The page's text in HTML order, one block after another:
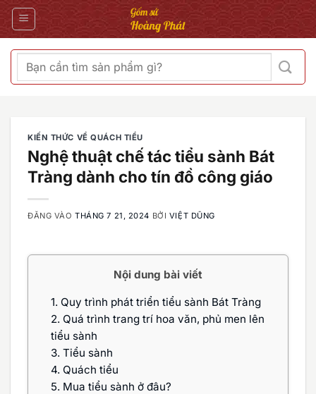
Bỏ
qua
Tìm
kiếm:
KIẾN THỨC VỀ QUÁCH TIỂU
Nghệ thuật chế tác tiểu sành Bát
Tràng dành cho tín đồ công giáo
ĐĂNG VÀOTHÁNG 7 21, 2024 BỞI VIỆT DŨNG
Nội dung bài viết
1. Quy trình phát triển tiểu sành Bát Tràng
2. Quá trình trang trí hoa văn, phủ men lên
tiểu sành
3. Tiểu sành
4. Quách tiểu
5. Mua tiểu sành ở đâu?